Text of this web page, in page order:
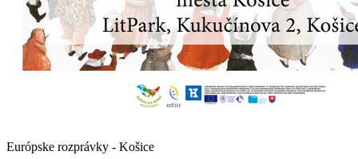
Európske rozprávky - Košice